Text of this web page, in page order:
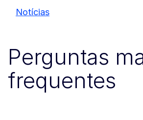
Notícias
Perguntas
frequentes